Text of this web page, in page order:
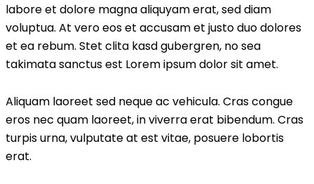
labore et dolore magna aliquyam erat, sed diam
voluptua. At vero eos et accusam et justo duo dolores
et ea rebum. Stet clita kasd gubergren, no sea
takimata sanctus est Lorem ipsum dolor sit amet.
Aliquam laoreet sed neque ac vehicula. Cras congue
eros nec quam laoreet, in viverra erat bibendum. Cras
turpis urna, vulputate at est vitae, posuere lobortis
erat.